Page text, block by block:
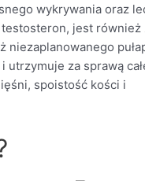
wykrywania oraz
jest również
niezaplanowanego
za sprawą
spoistość kości i